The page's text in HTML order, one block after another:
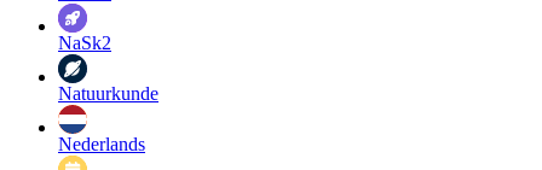
NaSk2
Natuurkunde
Nederlands